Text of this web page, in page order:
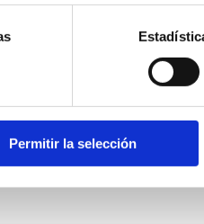
Permitir la selección
hembra, magnético y doble